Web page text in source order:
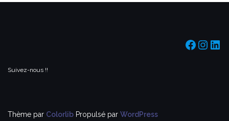
Suivez-nous !!
Thème par Colorlib Propulsé par WordPress